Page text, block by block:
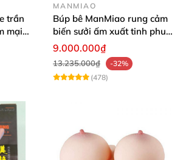
trần
mại
MANMIAO
Búp bê ManMiao rung cảm
biến sưởi ấm xuất tinh phun
nước thông minh cao cấp
9.000.000₫
13.235.000₫
-32%
(478)